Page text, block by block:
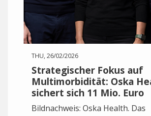
THU, 26/02/2026
Strategischer Fokus auf
Multimorbidität: Oska
sichert sich 11 Mio. Euro
Bildnachweis: Oska Health. Das